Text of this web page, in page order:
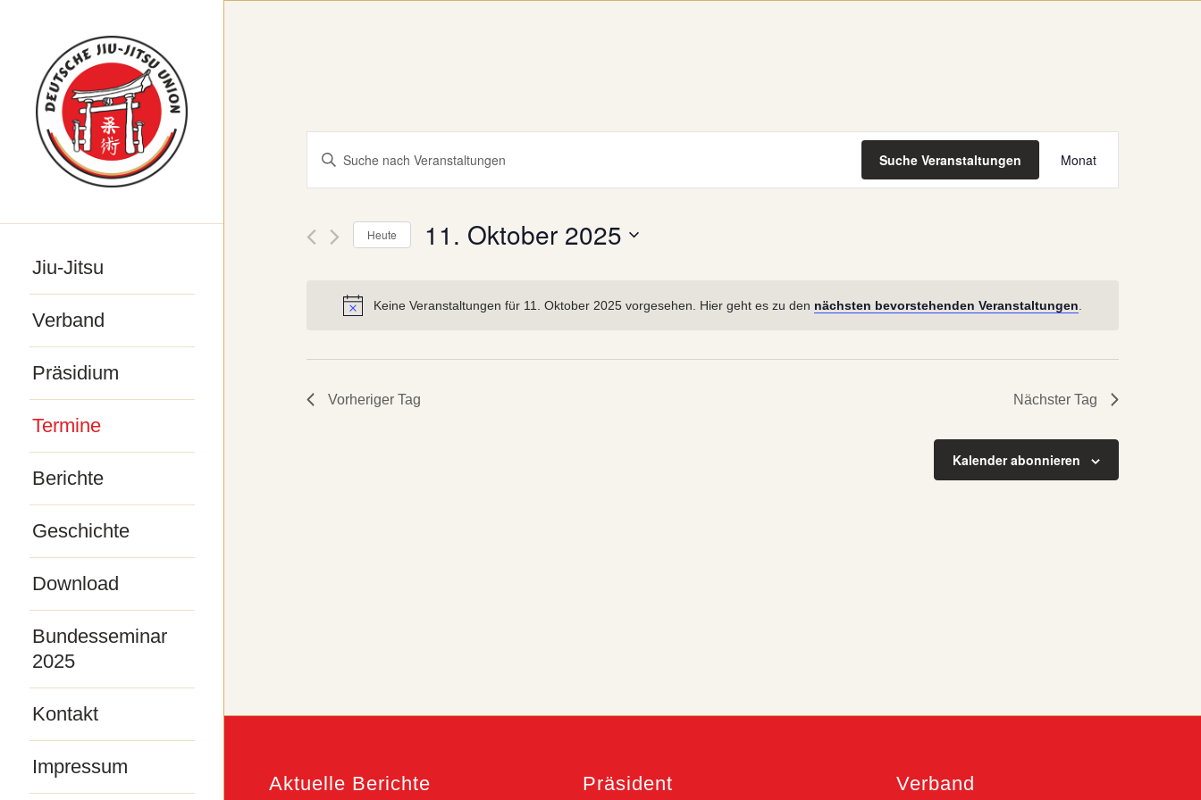
Jiu-Jitsu
Verband
Präsidium
Termine
Berichte
Geschichte
Download
Bundesseminar
2025
Kontakt
Impressum
Keine Veranstaltungen für 11. Oktober 2025 vorgesehen. Hier geht es zu den nächsten bevorstehenden Veranstaltungen
Suche
Ansichten,
Navigation
Bitte
Schlüsselwort
eingeben.
Suche
Veranstaltungen
Suche Veranstaltungen
Ansichten-
Monat
Heute 11. Oktober 2025
wählen.
Vorheriger Tag Nächster Tag
Kalender abonnieren
Aktuelle Berichte Präsident Verband